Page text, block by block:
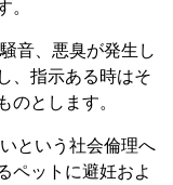
。
音、悪臭が発生し
、指示ある時はそ
のとします。
という社会倫理へ
ペットに避妊およ